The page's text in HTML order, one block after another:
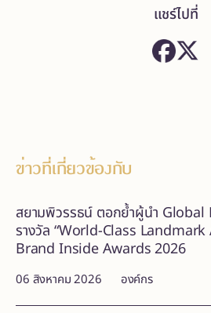
แชร์ไปที่
ข่าวที่เกี่ยวข้องกับ
06 สิงหาคม 2026 องค์กร
สยามพิวรรธน์ ตอกย้ำผู้นำ
รางวัล “World-Class Landmark
Brand Inside Awards 2026